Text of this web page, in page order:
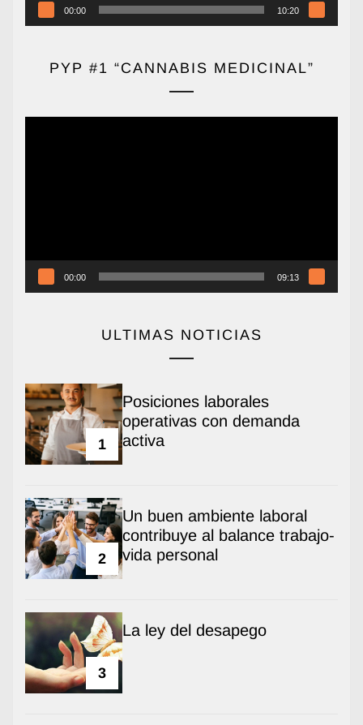
00:00 10:20
PYP #1 “CANNABIS MEDICINAL”
00:00 09:13
ULTIMAS NOTICIAS
1
Posiciones laborales
operativas con demanda
activa
2
Un buen ambiente laboral
contribuye al balance trabajo-
vida personal
3
La ley del desapego